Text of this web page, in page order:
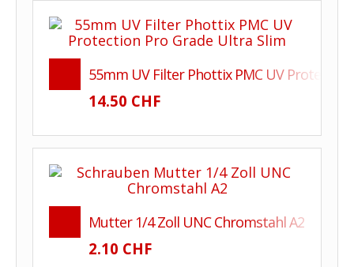
55mm UV Filter Phottix PMC UV
14.50 CHF
Mutter 1/4 Zoll UNC Chromstahl A2
2.10 CHF